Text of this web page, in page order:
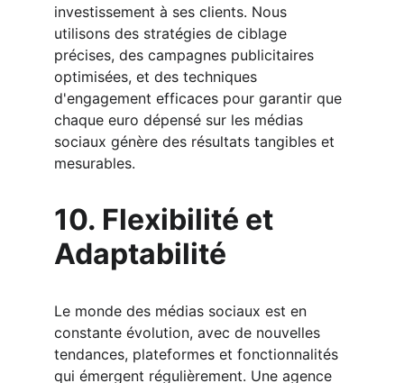
investissement à ses clients. Nous
utilisons des stratégies de ciblage
précises, des campagnes publicitaires
optimisées, et des techniques
d'engagement efficaces pour garantir que
chaque euro dépensé sur les médias
sociaux génère des résultats tangibles et
mesurables.
10. Flexibilité et
Adaptabilité
Le monde des médias sociaux est en
constante évolution, avec de nouvelles
tendances, plateformes et fonctionnalités
qui émergent régulièrement. Une agence